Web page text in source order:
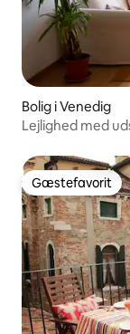
Bolig i Venedig
Lejlighed med
Gæstefavorit
Gæstefavorit